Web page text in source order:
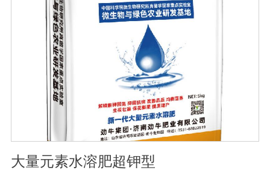
大量元素水溶肥超钾型